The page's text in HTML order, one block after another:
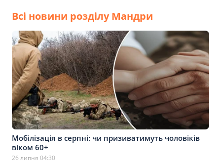
Всі новини розділу Мандри
Мобілізація в серпні: чи призиватимуть чоловіків
віком 60+
26 липня 04:30